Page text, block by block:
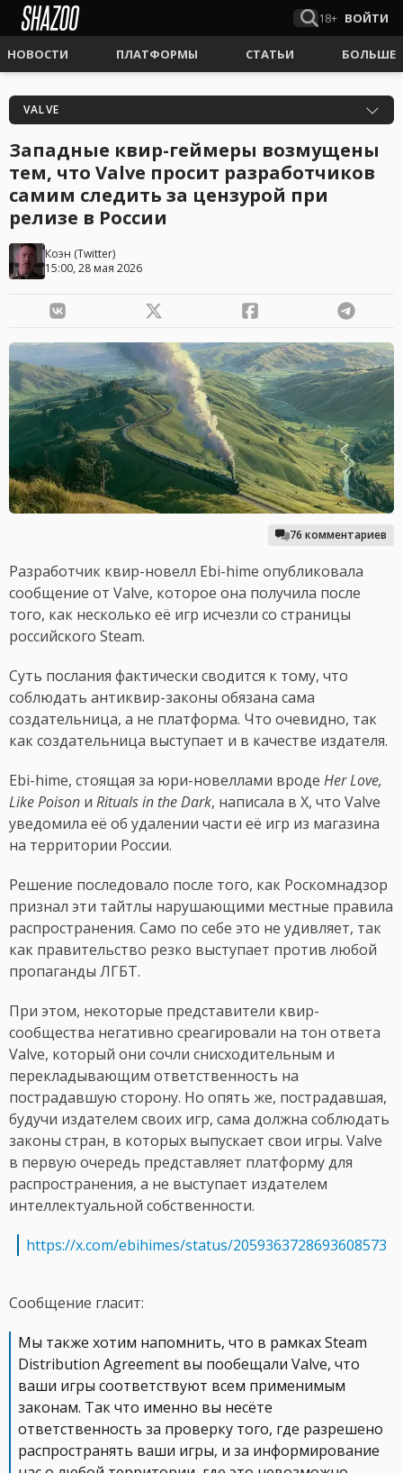
18+ ВОЙТИ
НОВОСТИ ПЛАТФОРМЫ СТАТЬИ БОЛЬШЕ
VALVE
Западные квир-геймеры возмущены
тем, что Valve просит разработчиков
самим следить за цензурой при
релизе в России
Коэн (Twitter)
15:00, 28 мая 2026
76 комментариев
Разработчик квир-новелл Ebi-hime опубликовала
сообщение от Valve, которое она получила после
того, как несколько её игр исчезли со страницы
российского Steam.
Суть послания фактически сводится к тому, что
соблюдать антиквир-законы обязана сама
создательница, а не платформа. Что очевидно, так
как создательница выступает и в качестве издателя.
Ebi-hime, стоящая за юри-новеллами вроде Her Love,
Like Poison и Rituals in the Dark, написала в X, что Valve
уведомила её об удалении части её игр из магазина
на территории России.
Решение последовало после того, как Роскомнадзор
признал эти тайтлы нарушающими местные правила
распространения. Само по себе это не удивляет, так
как правительство резко выступает против любой
пропаганды ЛГБТ.
При этом, некоторые представители квир-
сообщества негативно среагировали на тон ответа
Valve, который они сочли снисходительным и
перекладывающим ответственность на
пострадавшую сторону. Но опять же, пострадавшая,
будучи издателем своих игр, сама должна соблюдать
законы стран, в которых выпускает свои игры. Valve
в первую очередь представляет платформу для
распространения, а не выступает издателем
интеллектуальной собственности.
https://x.com/ebihimes/status/2059363728693608573
Сообщение гласит:
Мы также хотим напомнить, что в рамках Steam
Distribution Agreement вы пообещали Valve, что
ваши игры соответствуют всем применимым
законам. Так что именно вы несёте
ответственность за проверку того, где разрешено
распространять ваши игры, и за информирование